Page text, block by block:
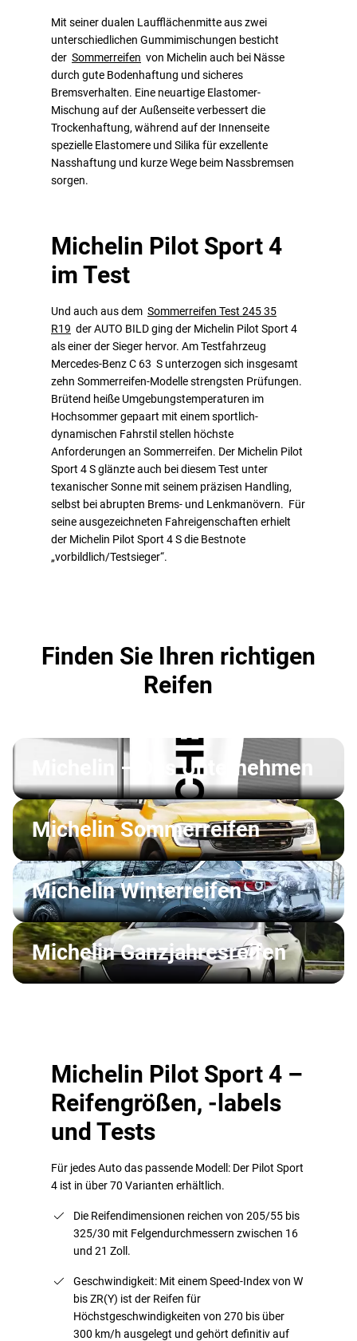
Mit seiner dualen Laufflächenmitte aus zwei
unterschiedlichen Gummimischungen besticht
der Sommerreifen von Michelin auch bei Nässe
durch gute Bodenhaftung und sicheres
Bremsverhalten. Eine neuartige Elastomer-
Mischung auf der Außenseite verbessert die
Trockenhaftung, während auf der Innenseite
spezielle Elastomere und Silika für exzellente
Nasshaftung und kurze Wege beim Nassbremsen
sorgen.
Michelin Pilot Sport 4
im Test
Und auch aus dem Sommerreifen Test 245 35
R19 der AUTO BILD ging der Michelin Pilot Sport 4
als einer der Sieger hervor. Am Testfahrzeug
Mercedes-Benz C 63 S unterzogen sich insgesamt
zehn Sommerreifen-Modelle strengsten Prüfungen.
Brütend heiße Umgebungstemperaturen im
Hochsommer gepaart mit einem sportlich-
dynamischen Fahrstil stellen höchste
Anforderungen an Sommerreifen. Der Michelin Pilot
Sport 4 S glänzte auch bei diesem Test unter
texanischer Sonne mit seinem präzisen Handling,
selbst bei abrupten Brems- und Lenkmanövern. Für
seine ausgezeichneten Fahreigenschaften erhielt
der Michelin Pilot Sport 4 S die Bestnote
„vorbildlich/Testsieger“.
Finden Sie Ihren richtigen
Reifen
Michelin – Das Unternehmen
Michelin Sommerreifen
Michelin Winterreifen
Michelin Ganzjahresreifen
Michelin Pilot Sport 4 –
Reifengrößen, -labels
und Tests
Für jedes Auto das passende Modell: Der Pilot Sport
4 ist in über 70 Varianten erhältlich.
Die Reifendimensionen reichen von 205/55 bis
325/30 mit Felgendurchmessern zwischen 16
und 21 Zoll.
Geschwindigkeit: Mit einem Speed-Index von W
bis ZR(Y) ist der Reifen für
Höchstgeschwindigkeiten von 270 bis über
300 km/h ausgelegt und gehört definitiv auf